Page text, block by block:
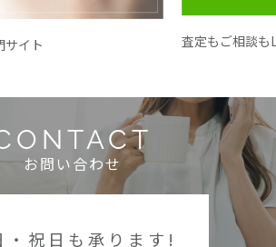
サイト 査定もご相談も
お問い合わせ
・祝日も承ります!